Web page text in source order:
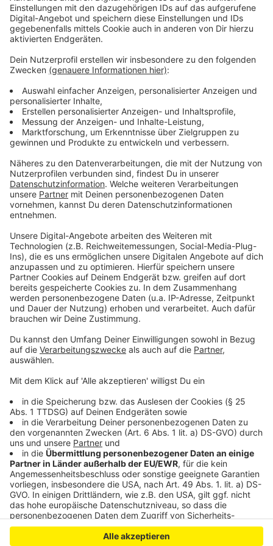
Anzeige
Anzeige
Vorstellen brauchen wir ihn euch nicht. Seit 2003
treibt Jürgen Bangert nun als "Elvis Eifel" seine Späße
am Telefon mit seinen Hörerinnen und Hörern im Radio.
Aber selbst seine 'Opfer' müssen am Ende mit lachen -
wenn auch nicht immer. Und weil ihr nicht genug von
ihm bekommen könnt, ist Elvis nun unter die Podcaster
gegangen. Somit steht euch Elvis rund um die Uhr zur
Verfügung. Hier bekommt Ihr außerdem den
"Directors-Cut" - die Original-Telefonate in längerer
Version. Elvis wird sich mit Kollegen und ehemaligen
"Opfern" über die Telefonate aus den letzten zwei
Jahrzehnten unterhalten. Wir erfahren auch, wie es ihm
dabei ergangen ist und wobei er selbst mal ins
Schleudern gekommen ist. Viel Spaß beim Zuhören und
bitte nicht erschrecken, wenn dabei das Telefon
klingelt. Es muss ja nicht unbedingt Elvis Eifel dran
sein.
Anzeige
Anzeige
Anzeige